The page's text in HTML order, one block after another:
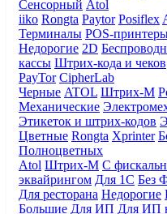
Сенсорный Atol
iiko Rongta Paytor Posiflex
Терминалы POS-
Недорогие 2D
кассы Штрих-кода и чеков
PayTor CipherLab
Черные ATOL Штрих-М
Механические
Этикеток и штрих-кодов
Цветные Rongta Xprinter
Полноцветных
Atol Штрих-М С
эквайрингом Для 1С Без
Для ресторана Недорогие
Большие Для ИП Для ИП